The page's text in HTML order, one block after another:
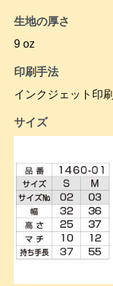
生地の厚さ
9 oz
印刷手法
インクジェット印刷
サイズ